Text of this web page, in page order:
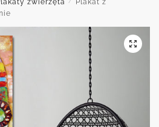
zwierzęta
Plakat z